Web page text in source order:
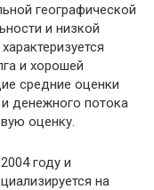
географической
и низкой
и хорошей
средние оценки
денежного потока
оценку.
году и
на